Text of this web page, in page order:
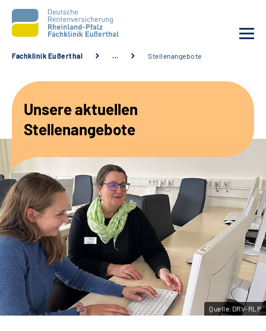
Unsere Angebote
Karriere
Beratungsstellen &
Zuweisende
Suche
Leichte Sprache
Gebärdensprache
Fachklinik Eußerthal … Stellenangebote
Unsere aktuellen
Stellenangebote
Quelle:DRV-RLP